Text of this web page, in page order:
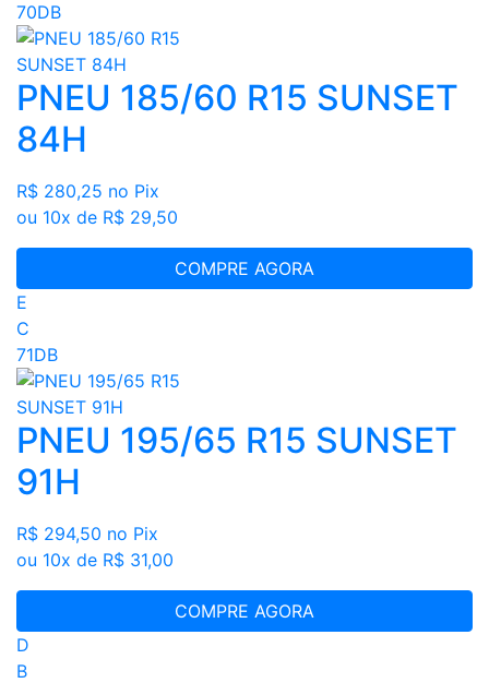
70DB
PNEU 185/60 R15 SUNSET
84H
R$ 280,25 no Pix
ou 10x de R$ 29,50
COMPRE AGORA
E
C
71DB
PNEU 195/65 R15 SUNSET
91H
R$ 294,50 no Pix
ou 10x de R$ 31,00
COMPRE AGORA
D
B